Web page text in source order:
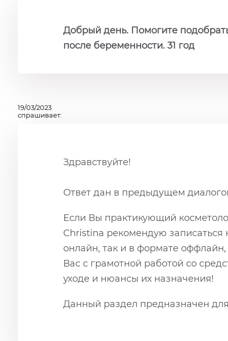
Добрый день. Помогите
после беременности. 31 год
19/03/2023
спрашивает:
Здравствуйте!
Ответ дан в предыдущем
Если Вы практикующий
Christina рекомендую
онлайн, так и в формате
Вас с грамотной работой со
уходе и нюансы их назначения!
Данный раздел предназначен